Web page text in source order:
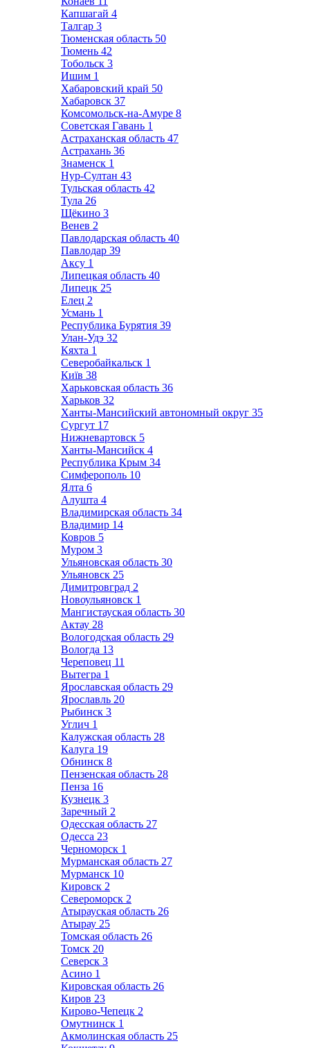
Капшагай 4
Талгар 3
Тюменская область 50
Тюмень 42
Тобольск 3
Ишим 1
Хабаровский край 50
Хабаровск 37
Комсомольск-на-Амуре 8
Советская Гавань 1
Астраханская область 47
Астрахань 36
Знаменск 1
Нур-Султан 43
Тульская область 42
Тула 26
Щёкино 3
Венев 2
Павлодарская область 40
Павлодар 39
Аксу 1
Липецкая область 40
Липецк 25
Елец 2
Усмань 1
Республика Бурятия 39
Улан-Удэ 32
Кяхта 1
Северобайкальск 1
Київ 38
Харьковская область 36
Харьков 32
Ханты-Мансийский автономный округ 35
Сургут 17
Нижневартовск 5
Ханты-Мансийск 4
Республика Крым 34
Симферополь 10
Ялта 6
Алушта 4
Владимирская область 34
Владимир 14
Ковров 5
Муром 3
Ульяновская область 30
Ульяновск 25
Димитровград 2
Новоульяновск 1
Мангистауская область 30
Актау 28
Вологодская область 29
Вологда 13
Череповец 11
Вытегра 1
Ярославская область 29
Ярославль 20
Рыбинск 3
Углич 1
Калужская область 28
Калуга 19
Обнинск 8
Пензенская область 28
Пенза 16
Кузнецк 3
Заречный 2
Одесская область 27
Одесса 23
Черноморск 1
Мурманская область 27
Мурманск 10
Кировск 2
Североморск 2
Атырауская область 26
Атырау 25
Томская область 26
Томск 20
Северск 3
Асино 1
Кировская область 26
Киров 23
Кирово-Чепецк 2
Омутнинск 1
Акмолинская область 25